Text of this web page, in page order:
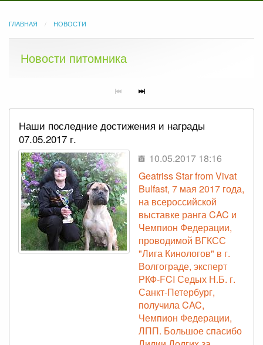
ГЛАВНАЯ НОВОСТИ
Новости питомника
Наши последние достижения и награды
07.05.2017 г.
10.05.2017 18:16
Geatriss Star from Vivat
Bulfast, 7 мая 2017 года,
на всероссийской
выставке ранга CAC и
Чемпион Федерации,
проводимой ВГКСС
"Лига Кинологов" в г.
Волгограде, эксперт
РКФ-FCI Седых Н.Б. г.
Санкт-Петербург,
получила CAC,
Чемпион Федерации,
ЛПП. Большое спасибо